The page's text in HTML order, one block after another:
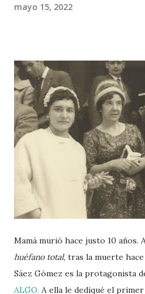
mayo 15, 2022
Mamá murió hace justo 10 años.
huéfano total, tras la muerte
Sáez Gómez es la protagonista
ALGO. A ella le dediqué el